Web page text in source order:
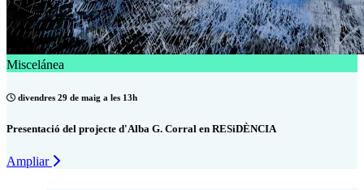
Miscelánea
divendres 29 de maig a les 13h
Presentació del projecte d'Alba G. Corral en RESiDÈNCIA
Ampliar